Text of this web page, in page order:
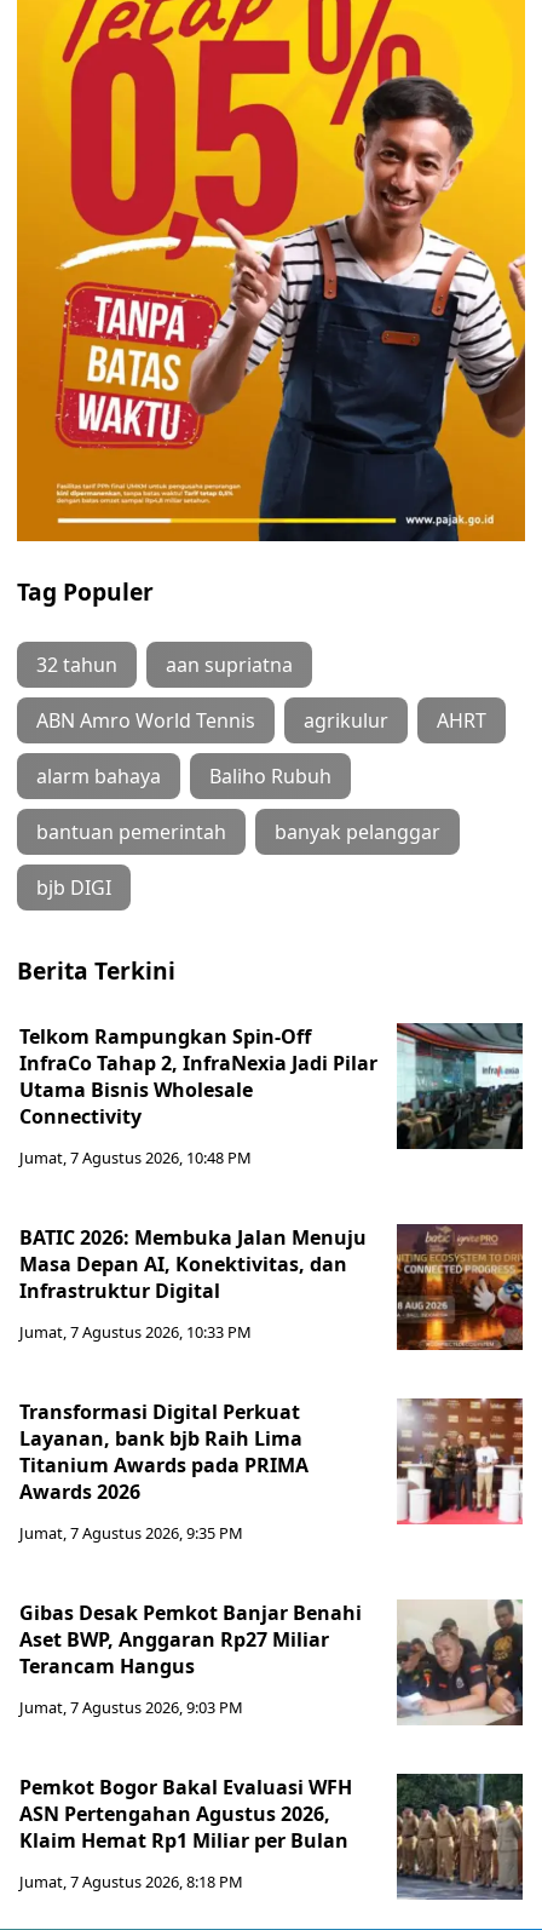
Tag Populer
32 tahun aan supriatna
ABN Amro World Tennis agrikulur AHRT
alarm bahaya Baliho Rubuh
bantuan pemerintah banyak pelanggar
bjb DIGI
Berita Terkini
Telkom Rampungkan Spin-Off
InfraCo Tahap 2, InfraNexia Jadi Pilar
Utama Bisnis Wholesale
Connectivity
Jumat, 7 Agustus 2026, 10:48 PM
BATIC 2026: Membuka Jalan Menuju
Masa Depan AI, Konektivitas, dan
Infrastruktur Digital
Jumat, 7 Agustus 2026, 10:33 PM
Transformasi Digital Perkuat
Layanan, bank bjb Raih Lima
Titanium Awards pada PRIMA
Awards 2026
Jumat, 7 Agustus 2026, 9:35 PM
Gibas Desak Pemkot Banjar Benahi
Aset BWP, Anggaran Rp27 Miliar
Terancam Hangus
Jumat, 7 Agustus 2026, 9:03 PM
Pemkot Bogor Bakal Evaluasi WFH
ASN Pertengahan Agustus 2026,
Klaim Hemat Rp1 Miliar per Bulan
Jumat, 7 Agustus 2026, 8:18 PM